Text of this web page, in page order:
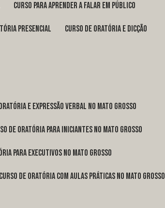
curso para aprender a falar em público
presencial curso de oratória e dicção
e expressão verbal no Mato Grosso
de oratória para iniciantes no Mato Grosso
para executivos no Mato Grosso
curso de oratória com aulas práticas no Mato Grosso